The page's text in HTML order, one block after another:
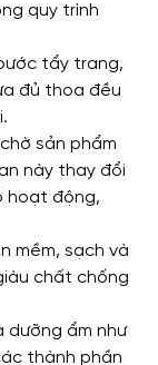
quy trình
tẩy trang,
đủ thoa đều
sản phẩm
này thay đổi
hoạt động,
mềm, sạch và
chất chống
dưỡng ẩm như
thành phần